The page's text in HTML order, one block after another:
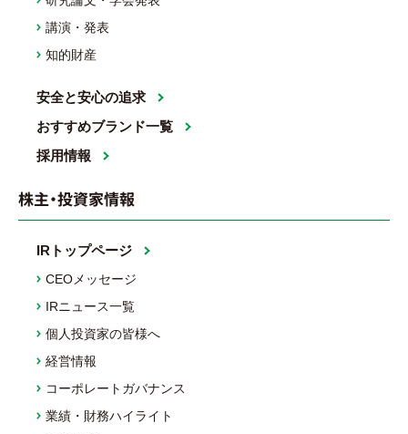
講演・発表
知的財産
安全と安心の追求
おすすめブランド一覧
採用情報
株主・投資家情報
IRトップページ
CEOメッセージ
IRニュース一覧
個人投資家の皆様へ
経営情報
コーポレートガバナンス
業績・財務ハイライト